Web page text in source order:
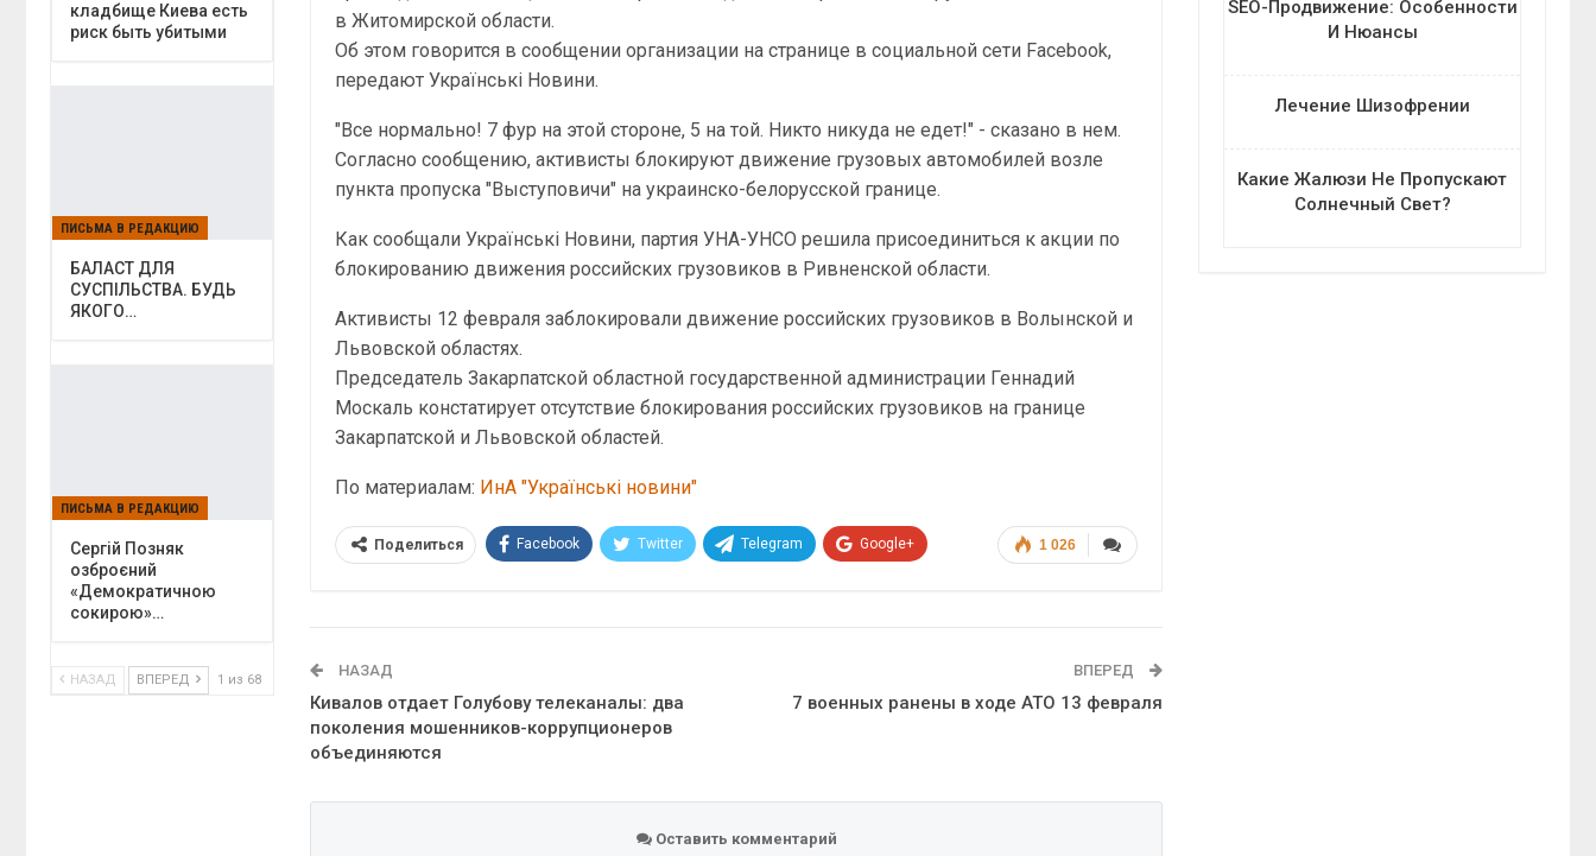
в Житомирской области.
Об этом говорится в сообщении организации на странице в социальной сети Facebook,
передают Українські Новини.
"Все нормально! 7 фур на этой стороне, 5 на той. Никто никуда не едет!" - сказано в нем.
Согласно сообщению, активисты блокируют движение грузовых автомобилей возле
пункта пропуска "Выступовичи" на украинско-белорусской границе.
Как сообщали Українські Новини, партия УНА-УНСО решила присоединиться к акции по
блокированию движения российских грузовиков в Ривненской области.
Активисты 12 февраля заблокировали движение российских грузовиков в Волынской и
Львовской областях.
Председатель Закарпатской областной государственной администрации Геннадий
Москаль констатирует отсутствие блокирования российских грузовиков на границе
Закарпатской и Львовской областей.
По материалам: ИнА "Українські новини"
1 026
Поделиться Facebook Twitter Telegram Google+
НАЗАД
Кивалов отдает Голубову телеканалы: два
поколения мошенников-коррупционеров
объединяются
ВПЕРЕД
7 военных ранены в ходе АТО 13 февраля
Оставить комментарий
SEO-Продвижение: Особенности
И Нюансы
Лечение Шизофрении
Какие Жалюзи Не Пропускают
Солнечный Свет?
кладбище Киева есть
риск быть убитыми
ПИСЬМА В РЕДАКЦИЮ
БАЛАСТ ДЛЯ
СУСПІЛЬСТВА. БУДЬ
ЯКОГО…
ПИСЬМА В РЕДАКЦИЮ
Сергій Позняк
озброєний
«Демократичною
сокирою»…
НАЗАД ВПЕРЕД 1 из 68